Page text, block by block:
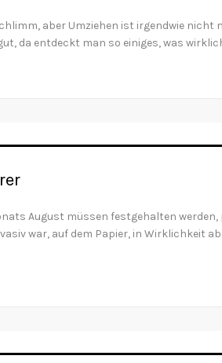
aber Umziehen ist irgendwie nicht
da entdeckt man so einiges, was
August müssen festgehalten
war, auf dem Papier, in Wirklichkeit